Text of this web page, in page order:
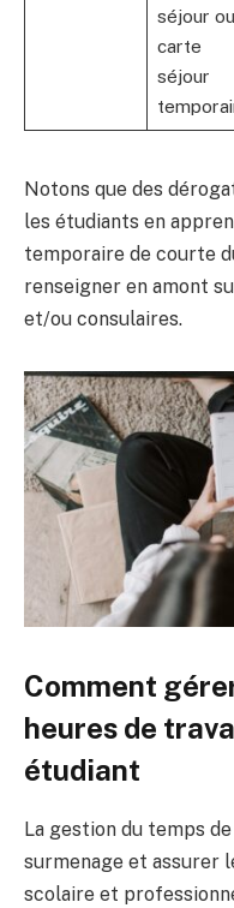
séjour ou
carte
séjour
Notons que des
les étudiants en
temporaire de courte
renseigner en amont
et/ou consulaires.
Comment
heures de
étudiant
La gestion du temps
surmenage et assurer
scolaire et